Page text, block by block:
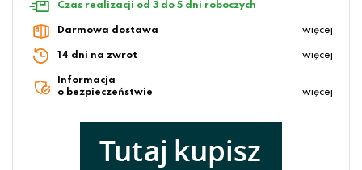
Czas realizacji od 3 do 5 dni roboczych
Darmowa dostawa więcej
14 dni na zwrot więcej
Informacja
o bezpieczeństwie
więcej